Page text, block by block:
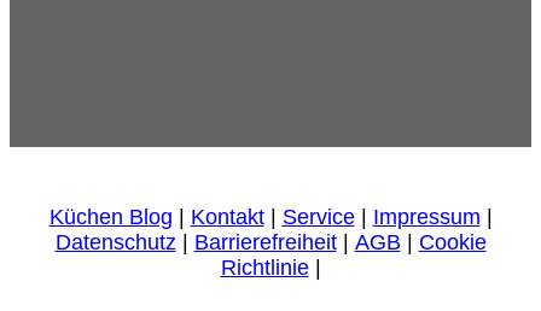
Küchen Blog Kontakt| Service| Impressum
Datenschutz| Barrierefreiheit| AGB
Cookie
Richtlinie|